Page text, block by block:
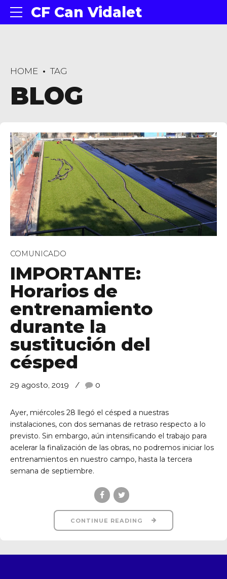
CF Can Vidalet
Ll 08950, Barcelona
HOME TAG
BLOG
COMUNICADO
IMPORTANTE:
Horarios de
entrenamiento
durante la
sustitución del
césped
29 agosto, 2019 0
Ayer, miércoles 28 llegó el césped a nuestras
instalaciones, con dos semanas de retraso respecto a lo
previsto. Sin embargo, aún intensificando el trabajo para
acelerar la finalización de las obras, no podremos iniciar los
entrenamientos en nuestro campo, hasta la tercera
semana de septiembre.
CONTINUE READING